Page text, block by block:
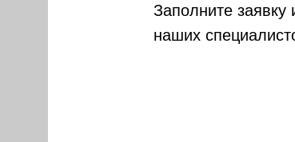
Заполните заявку
наших